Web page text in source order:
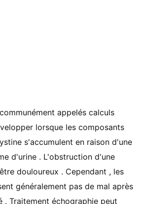
appelés calculs
lorsque les composants
s'accumulent en raison d'une
d'urine . L'obstruction d'une
douloureux . Cependant , les
généralement pas de mal après
. Traitement échographie peut